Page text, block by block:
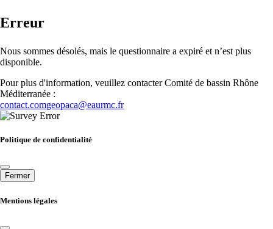
Erreur
Nous sommes désolés, mais le questionnaire a expiré et n’est plus
disponible.
Pour plus d'information, veuillez contacter Comité de bassin Rhône
Méditerranée :
contact.comgeopaca@eaurmc.fr
Politique de confidentialité
Fermer
Mentions légales